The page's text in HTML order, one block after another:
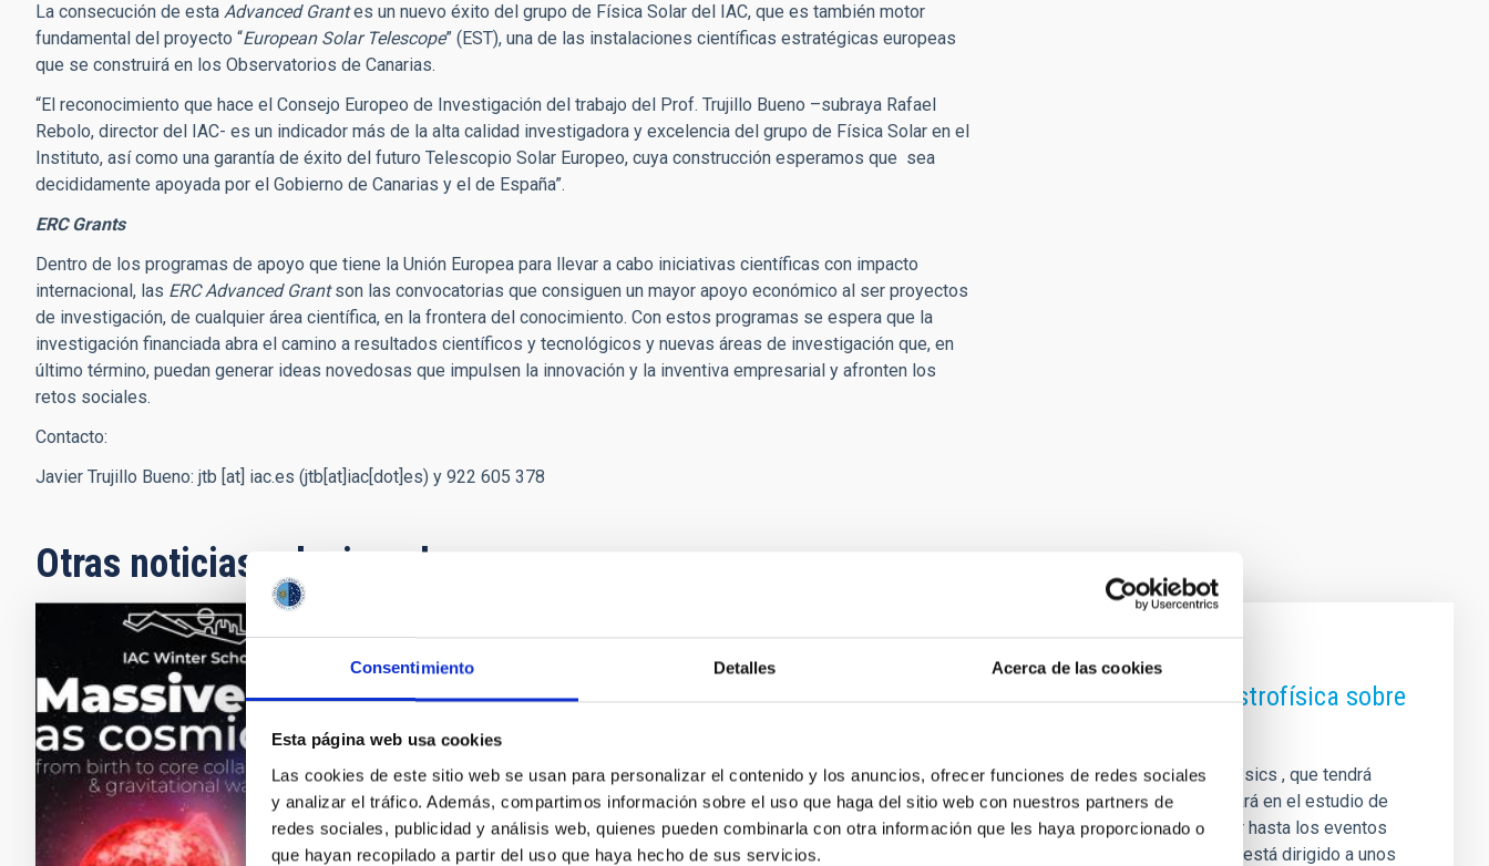
Consentimiento Detalles Acerca de las cookies
Esta página web usa cookies
Las cookies de este sitio web se usan para personalizar el contenido y los anuncios, ofrecer funciones de redes sociales
y analizar el tráfico. Además, compartimos información sobre el uso que haga del sitio web con nuestros partners de
redes sociales, publicidad y análisis web, quienes pueden combinarla con otra información que les haya proporcionado o
que hayan recopilado a partir del uso que haya hecho de sus servicios.
La consecución de esta Advanced Grantes un nuevo éxito del grupo de Física Solar del IAC, que es también motor
fundamental del proyecto “European Solar Telescope” (EST), una de las instalaciones científicas estratégicas europeas
que se construirá en los Observatorios de Canarias.
“El reconocimiento que hace el Consejo Europeo de Investigación del trabajo del Prof. Trujillo Bueno –subraya Rafael
Rebolo, director del IAC- es un indicador más de la alta calidad investigadora y excelencia del grupo de Física Solar en el
Instituto, así como una garantía de éxito del futuro Telescopio Solar Europeo, cuya construcción esperamos que sea
decididamente apoyada por el Gobierno de Canarias y el de España”.
ERC Grants
Dentro de los programas de apoyo que tiene la Unión Europea para llevar a cabo iniciativas científicas con impacto
internacional, las ERC Advanced Grantson las convocatorias que consiguen un mayor apoyo económico al ser proyectos
de investigación, de cualquier área científica, en la frontera del conocimiento. Con estos programas se espera que la
investigación financiada abra el camino a resultados científicos y tecnológicos y nuevas áreas de investigación que, en
último término, puedan generar ideas novedosas que impulsen la innovación y la inventiva empresarial y afronten los
retos sociales.
Contacto:
Javier Trujillo Bueno: jtb [at] iac.es (jtb[at]iac[dot]es) y 922 605 378
Otras noticias relacionadas
El IAC se prepara para la celebración de la XXXVII Escuela de Invierno de Astrofísica sobre
estrellas masivas
El Instituto de Astrofísica de Canarias (IAC) organiza la XXXVII Canary Islands Winter School of Astrophysics , que tendrá
lugar en San Cristóbal de La Laguna (Tenerife) del 16 al 27 de noviembre de 2026. Esta edición se centrará en el estudio de
las estrellas masivas como herramientas para comprender procesos que van desde la formación estelar hasta los eventos
de ondas gravitacionales y las explosiones de supernova por colapso del núcleo. El programa formativo está dirigido a unos